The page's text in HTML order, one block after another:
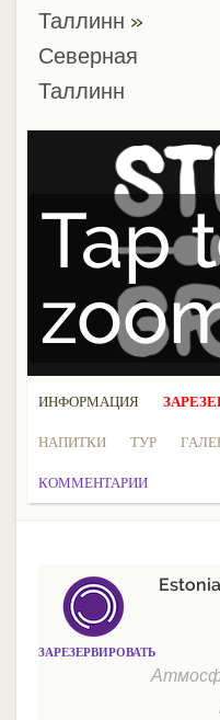
Таллинн »
Северная
Таллинн
Tap
ИНФОРМАЦИЯ
НАПИТКИ ТУР
КОММЕНТАРИИ
ЗАРЕЗЕРВИРОВАТЬ